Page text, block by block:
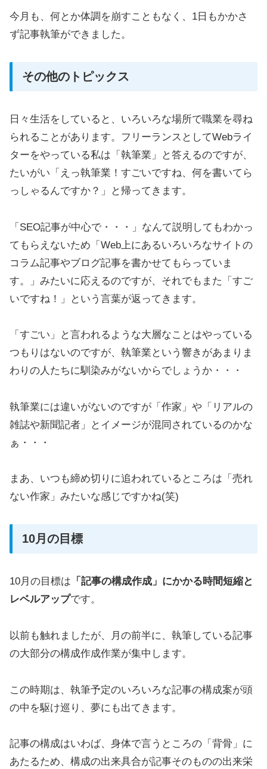
今月も、何とか体調を崩すこともなく、1日もかかさ
ず記事執筆ができました。
その他のトピックス
日々生活をしていると、いろいろな場所で職業を尋ね
られることがあります。フリーランスとしてWebライ
ターをやっている私は「執筆業」と答えるのですが、
たいがい「えっ執筆業！すごいですね、何を書いてら
っしゃるんですか？」と帰ってきます。
「SEO記事が中心で・・・」なんて説明してもわかっ
てもらえないため「Web上にあるいろいろなサイトの
コラム記事やブログ記事を書かせてもらっていま
す。」みたいに応えるのですが、それでもまた「すご
いですね！」という言葉が返ってきます。
「すごい」と言われるような大層なことはやっている
つもりはないのですが、執筆業という響きがあまりま
わりの人たちに馴染みがないからでしょうか・・・
執筆業には違いがないのですが「作家」や「リアルの
雑誌や新聞記者」とイメージが混同されているのかな
ぁ・・・
まあ、いつも締め切りに追われているところは「売れ
ない作家」みたいな感じですかね(笑)
10月の目標
10月の目標は 「記事の構成作成」にかかる時間短縮と
レベルアップです。
以前も触れましたが、月の前半に、執筆している記事
の大部分の構成作成作業が集中します。
この時期は、執筆予定のいろいろな記事の構成案が頭
の中を駆け巡り、夢にも出てきます。
記事の構成はいわば、身体で言うところの「背骨」に
あたるため、構成の出来具合が記事そのものの出来栄